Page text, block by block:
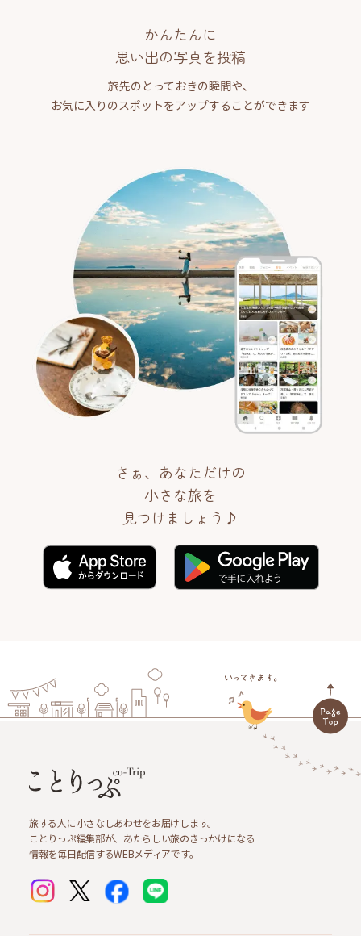
かんたんに
思い出の写真を投稿
旅先のとっておきの瞬間や、
お気に入りのスポットをアップすることができます
さぁ、あなただけの
小さな旅を
見つけましょう♪
旅する人に小さなしあわせをお届けします。
ことりっぷ編集部が、あたらしい旅のきっかけになる
情報を毎日配信するWEBメディアです。